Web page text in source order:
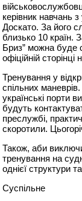
керівник навчань
Доскато. За його
близько 10 країн.
Бриз” можна буде
офіційній
Тренування у
спільних
українські порти
будуть
преслужбі,
скоротили.
Також, аби
тренування на
однієї структури
Суспільне